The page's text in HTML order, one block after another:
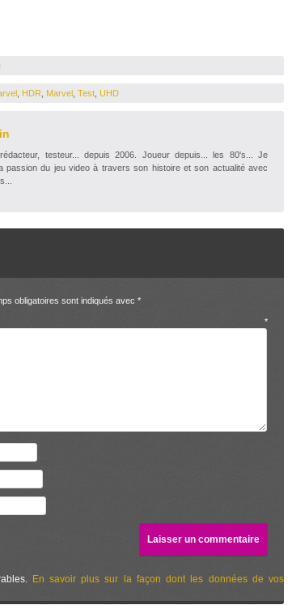
HDR Marvel Test UHD
testeur... depuis 2006. Joueur depuis... les 80's... Je
passion du jeu video à travers son histoire et son actualité avec
obligatoires sont indiqués avec *
*
En savoir plus sur la façon dont les données de vos